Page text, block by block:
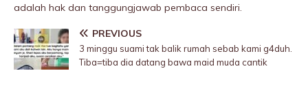
adalah hak dan tanggungjawab pembaca sendiri.
PREVIOUS
3 minggu suami tak balik rumah sebab kami g4duh.
Tiba=tiba dia datang bawa maid muda cantik